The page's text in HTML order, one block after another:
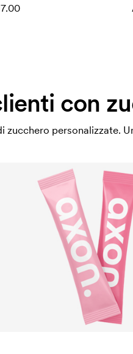
con
zucchero personalizzate.